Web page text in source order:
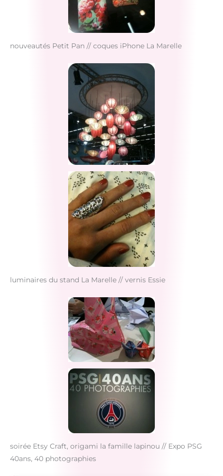
nouveautés Petit Pan // coques iPhone La Marelle
luminaires du stand La Marelle // vernis Essie
soirée Etsy Craft, origami la famille lapinou // Expo PSG
40ans, 40 photographies